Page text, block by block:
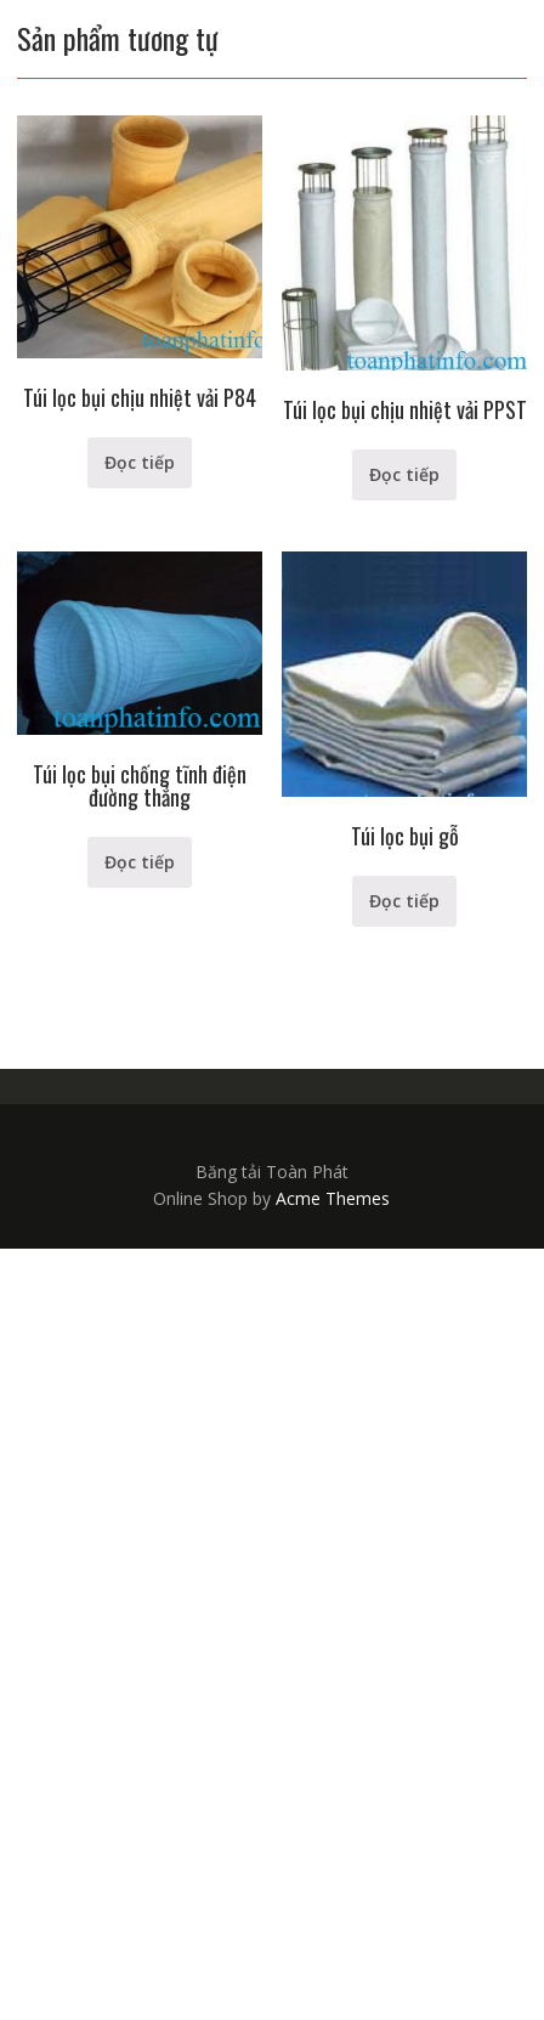
Sản phẩm tương tự
Túi lọc bụi chịu nhiệt vải P84
Đọc tiếp
Túi lọc bụi chịu nhiệt vải PPST
Đọc tiếp
Túi lọc bụi chống tĩnh điện
đường thẳng
Đọc tiếp
Túi lọc bụi gỗ
Đọc tiếp
Băng tải Toàn Phát
Online Shop byAcme Themes